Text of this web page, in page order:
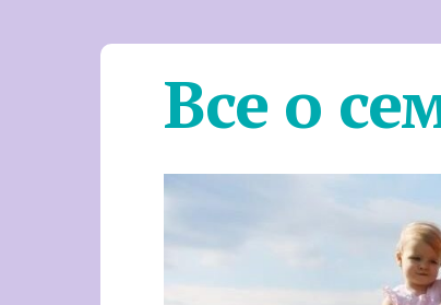
Все о